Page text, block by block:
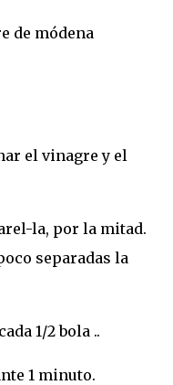
de módena
el vinagre y el
la, por la mitad.
separadas la
1/2 bola ..
1 minuto.